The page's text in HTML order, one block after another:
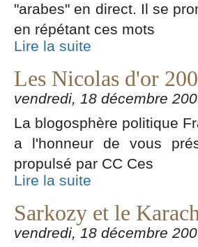
"arabes" en direct. Il se
en répétant ces mots
Lire la suite
Les Nicolas d'or
vendredi, 18 décembre
La blogosphère politique
a l'honneur de vous
propulsé par CC Ces
Lire la suite
Sarkozy et le
vendredi, 18 décembre